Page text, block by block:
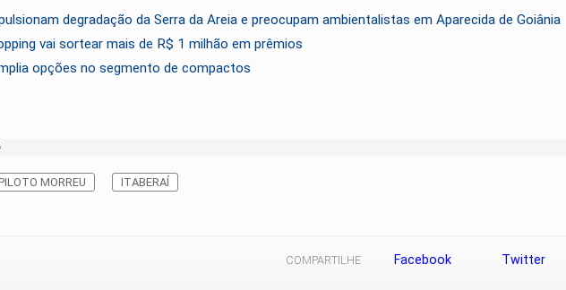
degradação da Serra da Areia e preocupam ambientalistas em Aparecida de Goiânia
vai sortear mais de R$ 1 milhão em prêmios
opções no segmento de compactos
MORREU ITABERAÍ
COMPARTILHE Facebook Twitter